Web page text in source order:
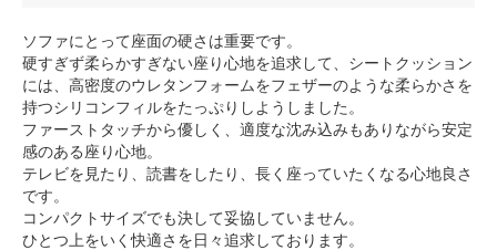
ソファにとって座面の硬さは重要です。
硬すぎず柔らかすぎない座り心地を追求して、シートクッション
には、高密度のウレタンフォームをフェザーのような柔らかさを
持つシリコンフィルをたっぷりしようしました。
ファーストタッチから優しく、適度な沈み込みもありながら安定
感のある座り心地。
テレビを見たり、読書をしたり、長く座っていたくなる心地良さ
です。
コンパクトサイズでも決して妥協していません。
ひとつ上をいく快適さを日々追求しております。